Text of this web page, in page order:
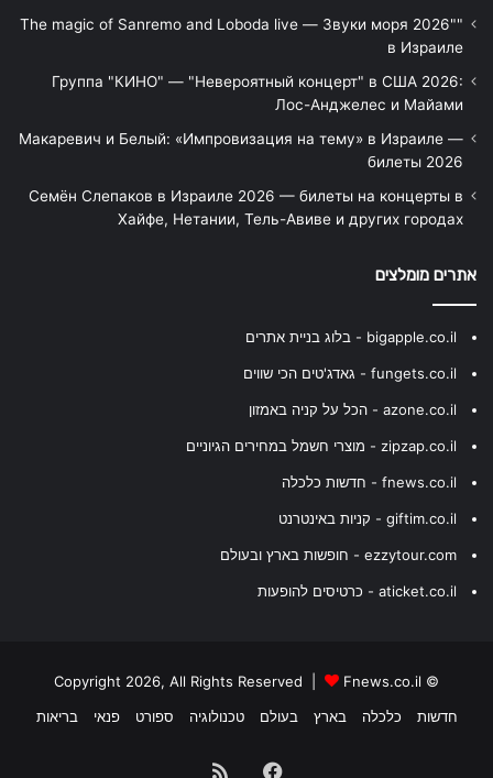
"The magic of Sanremo and Loboda live — Звуки моря 2026"
в Израиле
Группа "КИНО" — "Невероятный концерт" в США 2026:
Лос-Анджелес и Майами
Макаревич и Белый: «Импровизация на тему» в Израиле —
билеты 2026
Семён Слепаков в Израиле 2026 — билеты на концерты в
Хайфе, Нетании, Тель-Авиве и других городах
אתרים מומלצים
bigapple.co.il - בלוג בניית אתרים
fungets.co.il - גאדג'טים הכי שווים
azone.co.il - הכל על קניה באמזון
zipzap.co.il - מוצרי חשמל במחירים הגיוניים
fnews.co.il - חדשות כלכלה
giftim.co.il - קניות באינטרנט
ezzytour.com - חופשות בארץ ובעולם
aticket.co.il - כרטיסים להופעות
© Copyright 2026, All Rights Reserved |
Fnews.co.il
חדשות
כלכלה בארץ בעולם טכנולוגיה ספורט פנאי בריאות
Facebook